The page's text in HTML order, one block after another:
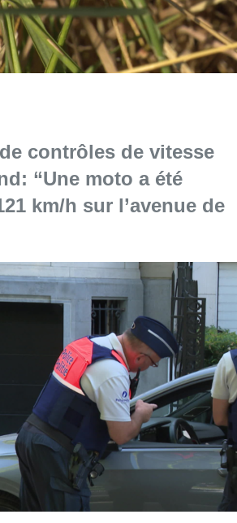
contrôles de vitesse
“Une moto a été
km/h sur l’avenue de